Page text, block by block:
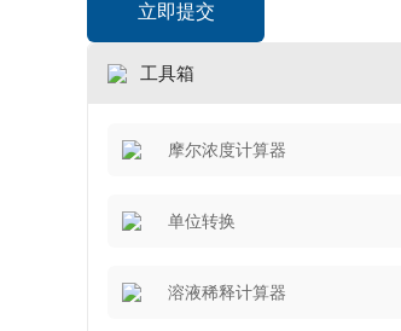
工具箱
摩尔浓度计算器
单位转换
溶液稀释计算器